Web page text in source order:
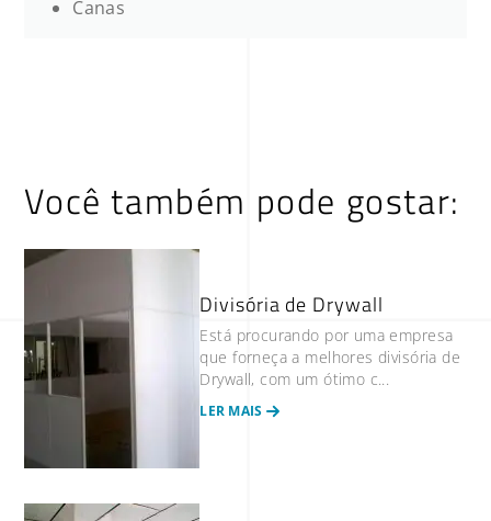
Canas
Você também pode gostar:
Divisória de Drywall
Está procurando por uma empresa
que forneça a melhores divisória de
Drywall, com um ótimo c...
LER MAIS